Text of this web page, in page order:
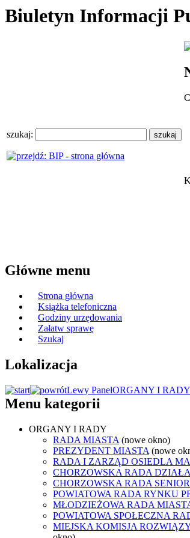
Biuletyn Informacji
szukaj:
Główne menu
Strona główna
Książka telefoniczna
Godziny urzędowania
Załatw sprawę
Szukaj
Lokalizacja
Lewy PanelORGANY I RADY
Menu kategorii
ORGANY I RADY
RADA MIASTA (nowe okno)
PREZYDENT MIASTA (nowe
RADA I ZARZĄD OSIEDLA
CHORZOWSKA RADA
CHORZOWSKA RADA
POWIATOWA RADA RYNKU
MŁODZIEŻOWA RADA
POWIATOWA SPOŁECZNA
MIEJSKA KOMISJA